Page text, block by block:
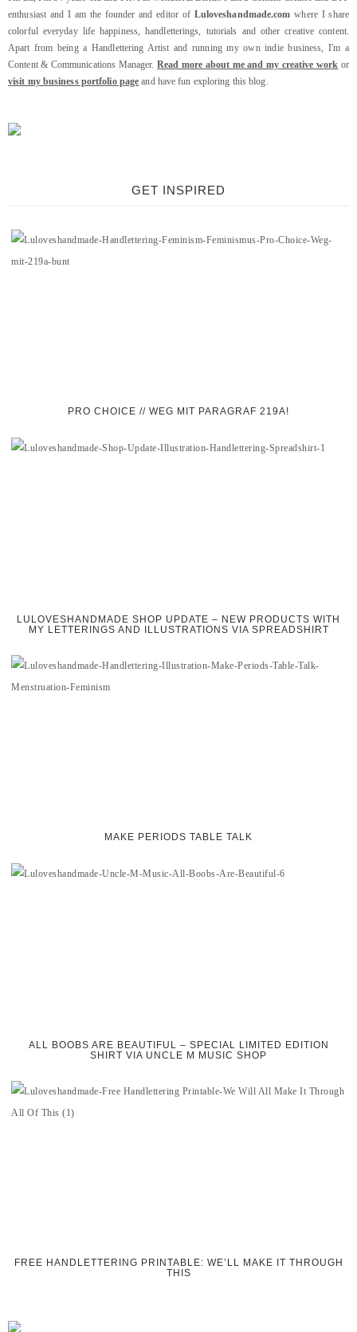
enthusiast and I am the founder and editor of Luloveshandmade.com where I share
colorful everyday life happiness, handletterings, tutorials and other creative content.
Apart from being a Handlettering Artist and running my own indie business, I'm a
Content & Communications Manager. Read more about me and my creative work or
visit my business portfolio page and have fun exploring this blog.
GET INSPIRED
PRO CHOICE // WEG MIT PARAGRAF 219A!
LULOVESHANDMADE SHOP UPDATE – NEW PRODUCTS WITH
MY LETTERINGS AND ILLUSTRATIONS VIA SPREADSHIRT
MAKE PERIODS TABLE TALK
ALL BOOBS ARE BEAUTIFUL – SPECIAL LIMITED EDITION
SHIRT VIA UNCLE M MUSIC SHOP
FREE HANDLETTERING PRINTABLE: WE’LL MAKE IT THROUGH
THIS